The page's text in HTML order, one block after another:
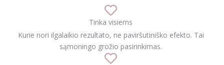
Tinka visiems
Kurie nori ilgalaikio rezultato, ne paviršutiniško efekto. Tai
sąmoningo grožio pasirinkimas.